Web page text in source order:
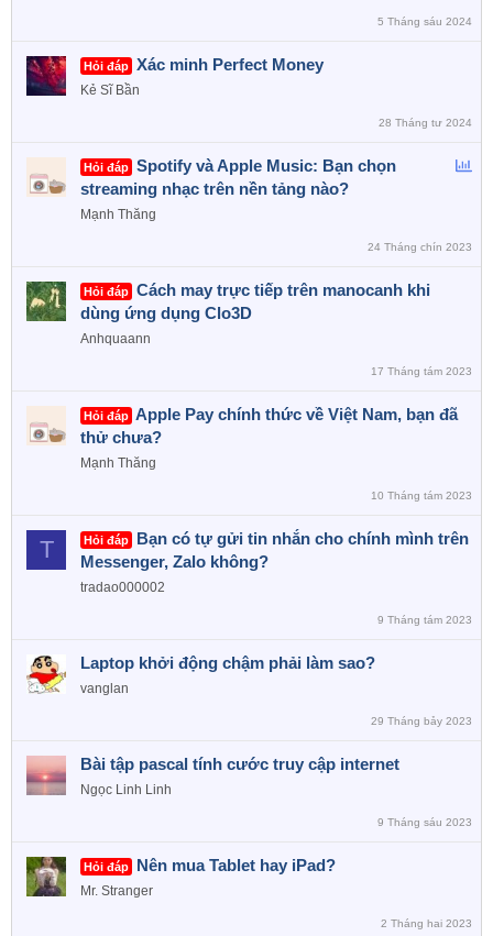
5 Tháng sáu 2024
Hỏi đáp Xác minh Perfect Money
Kẻ Sĩ Bần
28 Tháng tư 2024
Hỏi đáp Spotify và Apple Music: Bạn chọn
streaming nhạc trên nền tảng nào?
Mạnh Thăng
24 Tháng chín 2023
Hỏi đáp Cách may trực tiếp trên manocanh khi
dùng ứng dụng Clo3D
Anhquaann
17 Tháng tám 2023
Hỏi đáp Apple Pay chính thức về Việt Nam, bạn đã
thử chưa?
Mạnh Thăng
10 Tháng tám 2023
T Hỏi đáp
Bạn có tự gửi tin nhắn cho chính mình trên
Messenger, Zalo không?
tradao000002
9 Tháng tám 2023
Laptop khởi động chậm phải làm sao?
vanglan
29 Tháng bảy 2023
Bài tập pascal tính cước truy cập internet
Ngọc Linh Linh
9 Tháng sáu 2023
Hỏi đáp Nên mua Tablet hay iPad?
Mr. Stranger
2 Tháng hai 2023